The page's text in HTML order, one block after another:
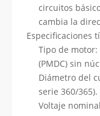
circuitos
cambia la
Especificaciones
Tipo de
(PMDC) sin
Diámetro del
serie 360/365).
Voltaje